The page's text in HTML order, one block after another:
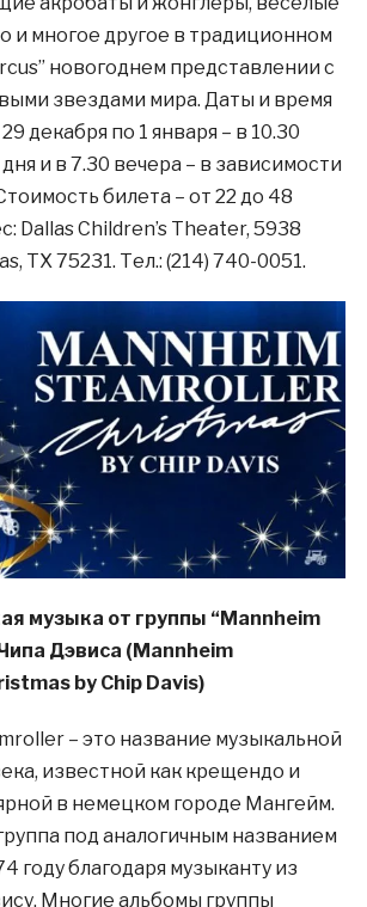
и многое другое в традиционном
новогоднем представлении с
звездами мира. Даты и время
декабря по 1 января – в 10.30
дня и в 7.30 вечера – в зависимости
билета – от 22 до 48
Dallas Children’s Theater, 5938
TX 75231. Тел.: (214) 740-0051.
музыка от группы “Mannheim
Дэвиса (Mannheim
by Chip Davis)
– это название музыкальной
известной как крещендо и
в немецком городе Мангейм.
под аналогичным названием
году благодаря музыканту из
Многие альбомы группы